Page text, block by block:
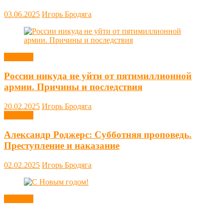
03.06.2025 Игорь Бродяга
России никуда не уйти от пятимиллионной
армии. Причины и последствия
20.02.2025 Игорь Бродяга
Александр Роджерс: Субботняя проповедь.
Преступление и наказание
02.02.2025 Игорь Бродяга